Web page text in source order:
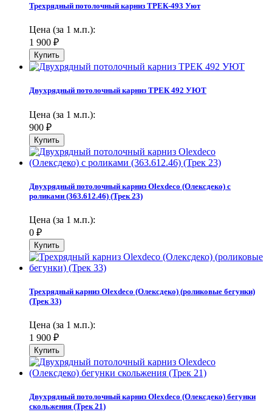
Трехрядный потолочный карниз ТРЕК-493 Уют
Цена (за 1 м.п.):
1 900 ₽
Двухрядный потолочный карниз ТРЕК 492 УЮТ
Цена (за 1 м.п.):
900 ₽
Двухрядный потолочный карниз Olexdeco (Олексдеко) c
роликами (363.612.46) (Трек 23)
Цена (за 1 м.п.):
0 ₽
Трехрядный карниз Olexdeco (Олексдеко) (роликовые бегунки)
(Трек 33)
Цена (за 1 м.п.):
1 900 ₽
Двухрядный потолочный карниз Olexdeco (Олексдеко) бегунки
скольжения (Трек 21)